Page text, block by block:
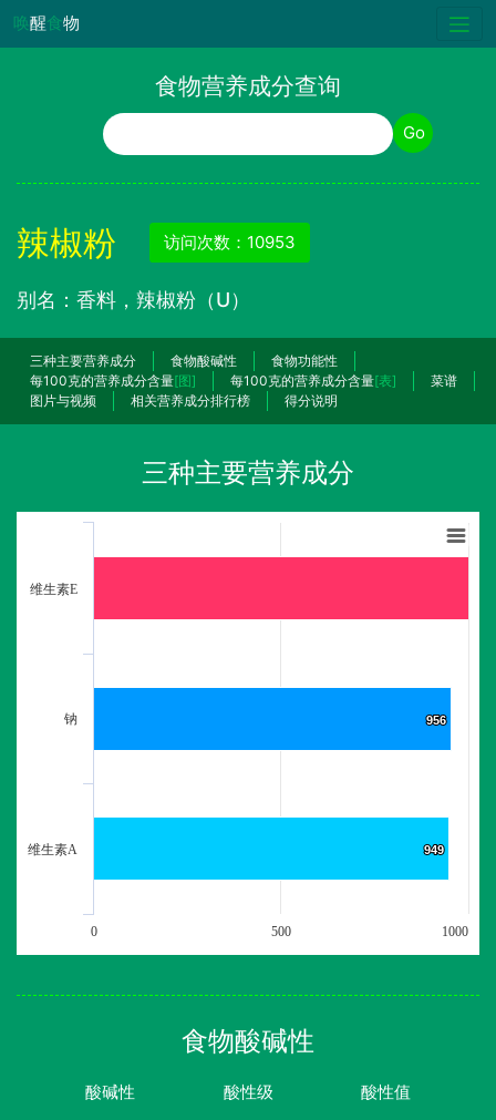
唤醒食物
食物营养成分查询
食物名称 Go
辣椒粉 访问次数：10953
别名：香料，辣椒粉（U）
三种主要营养成分 食物酸碱性
食物功能性
每100克的营养成分含量[图] 每100克的营养成分含量[表]
菜谱
图片与视频
相关营养成分排行榜 得分说明
三种主要营养成分
956
956
949
949
维生素E
钠
维生素A
0 500 1000
食物酸碱性
酸碱性 酸性级 酸性值